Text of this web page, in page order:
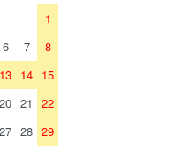
1
6 7
8
13 14 15
20 21
22
27 28 29